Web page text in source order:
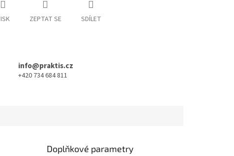
ZEPTAT SE SDÍLET
info@praktis.cz
+420 734 684 811
Doplňkové parametry